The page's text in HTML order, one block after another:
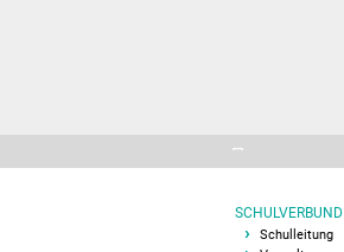
SCHULVERBUND
Schulleitung